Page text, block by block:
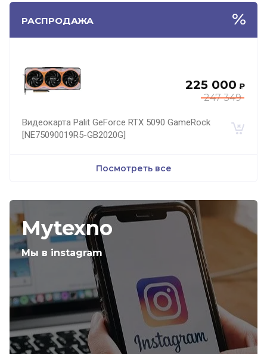
РАСПРОДАЖА
247 349
225 000 ₽
Видеокарта Palit GeForce RTX 5090 GameRock
[NE75090019R5-GB2020G]
Посмотреть все
Mytexno
Мы в instagram